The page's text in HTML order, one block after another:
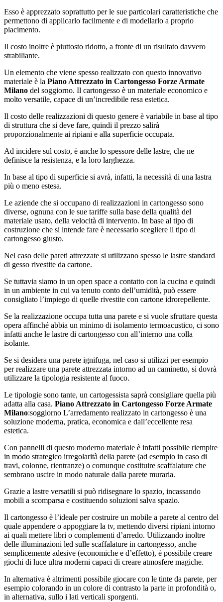
Esso è apprezzato soprattutto per le sue particolari caratteristiche che
permettono di applicarlo facilmente e di modellarlo a proprio
piacimento.
Il costo inoltre è piuttosto ridotto, a fronte di un risultato davvero
strabiliante.
Un elemento che viene spesso realizzato con questo innovativo
materiale è la Piano Attrezzato in Cartongesso Forze Armate
Milano del soggiorno. Il cartongesso è un materiale economico e
molto versatile, capace di un’incredibile resa estetica.
Il costo delle realizzazioni di questo genere è variabile in base al tipo
di struttura che si deve fare, quindi il prezzo salirà
proporzionalmente ai ripiani e alla superficie occupata.
Ad incidere sul costo, è anche lo spessore delle lastre, che ne
definisce la resistenza, e la loro larghezza.
In base al tipo di superficie si avrà, infatti, la necessità di una lastra
più o meno estesa.
Le aziende che si occupano di realizzazioni in cartongesso sono
diverse, ognuna con le sue tariffe sulla base della qualità del
materiale usato, della velocità di intervento. In base al tipo di
costruzione che si intende fare è necessario scegliere il tipo di
cartongesso giusto.
Nel caso delle pareti attrezzate si utilizzano spesso le lastre standard
di gesso rivestite da cartone.
Se tuttavia siamo in un open space a contatto con la cucina e quindi
in un ambiente in cui va tenuto conto dell’umidità, può essere
consigliato l’impiego di quelle rivestite con cartone idrorepellente.
Se la realizzazione occupa tutta una parete e si vuole sfruttare questa
opera affinché abbia un minimo di isolamento termoacustico, ci sono
infatti anche le lastre di cartongesso con all’interno una colla
isolante.
Se si desidera una parete ignifuga, nel caso si utilizzi per esempio
per realizzare una parete attrezzata intorno ad un caminetto, si dovrà
utilizzare la tipologia resistente al fuoco.
Le tipologie sono tante, un cartogessista saprà consigliare quella più
adatta alla casa. Piano Attrezzato in Cartongesso Forze Armate
Milano:soggiorno L’arredamento realizzato in cartongesso è una
soluzione moderna, pratica, economica e dall’eccellente resa
estetica.
Con pannelli di questo moderno materiale è infatti possibile riempire
in modo strategico irregolarità della parete (ad esempio in caso di
travi, colonne, rientranze) o comunque costituire scaffalature che
sembrano uscire in modo naturale dalla parete muraria.
Grazie a lastre versatili si può ridisegnare lo spazio, incassando
mobili a scomparsa e costituendo soluzioni salva spazio.
Il cartongesso è l’ideale per costruire un mobile a parete al centro del
quale appendere o appoggiare la tv, mettendo diversi ripiani intorno
ai quali mettere libri o complementi d’arredo. Utilizzando inoltre
delle illuminazioni led sulle scaffalature in cartongesso, anche
semplicemente adesive (economiche e d’effetto), è possibile creare
giochi di luce ultra moderni capaci di creare atmosfere magiche.
In alternativa è altrimenti possibile giocare con le tinte da parete, per
esempio colorando in un colore di contrasto la parte in profondità o,
in alternativa, sullo i lati verticali sporgenti.